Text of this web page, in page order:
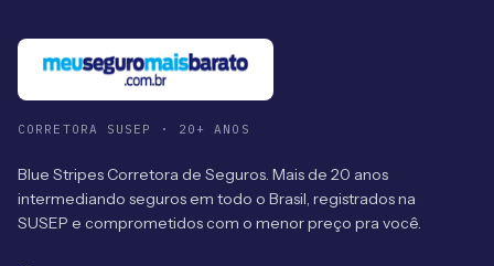
CORRETORA SUSEP · 20+ ANOS
Blue Stripes Corretora de Seguros. Mais de 20 anos
intermediando seguros em todo o Brasil, registrados na
SUSEP e comprometidos com o menor preço pra você.